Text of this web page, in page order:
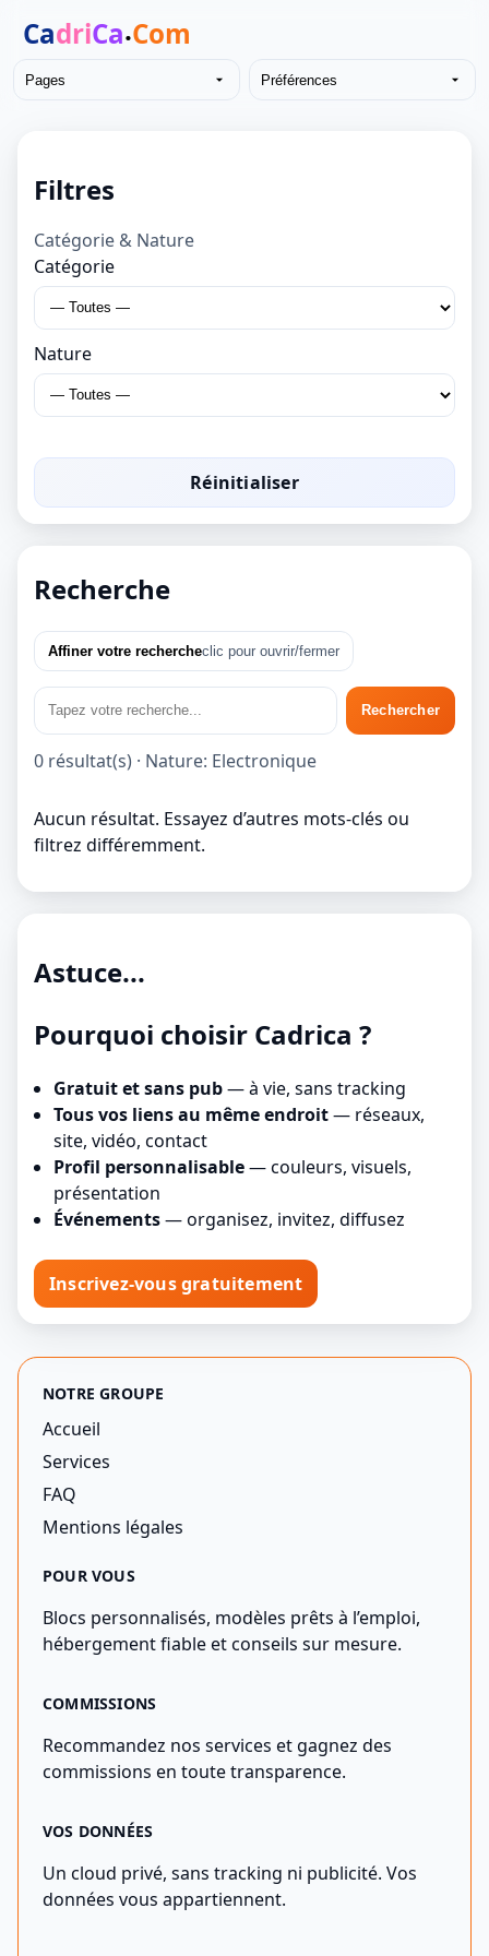
Pages Préférences
Filtres
Catégorie & Nature
Catégorie
Nature
Réinitialiser
Recherche
Affiner votre rechercheclic pour ouvrir/fermer
Rechercher
0 résultat(s) · Nature: Electronique
Aucun résultat. Essayez d’autres mots-clés ou
filtrez différemment.
Astuce...
Pourquoi choisir Cadrica ?
Gratuit et sans pub— à vie, sans tracking
Tous vos liens au même endroit— réseaux,
site, vidéo, contact
Profil personnalisable— couleurs, visuels,
présentation
Événements— organisez, invitez, diffusez
Inscrivez-vous gratuitement
NOTRE GROUPE
Accueil
Services
FAQ
Mentions légales
POUR VOUS
Blocs personnalisés, modèles prêts à l’emploi,
hébergement fiable et conseils sur mesure.
COMMISSIONS
Recommandez nos services et gagnez des
commissions en toute transparence.
VOS DONNÉES
Un cloud privé, sans tracking ni publicité. Vos
données vous appartiennent.